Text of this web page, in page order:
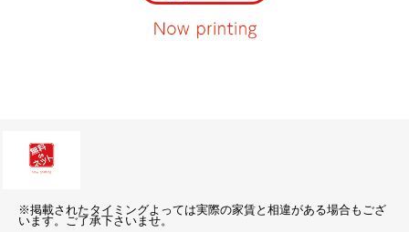
※掲載されたタイミングよっては実際の家賃と相違がある場合もござ
います。ご了承下さいませ。